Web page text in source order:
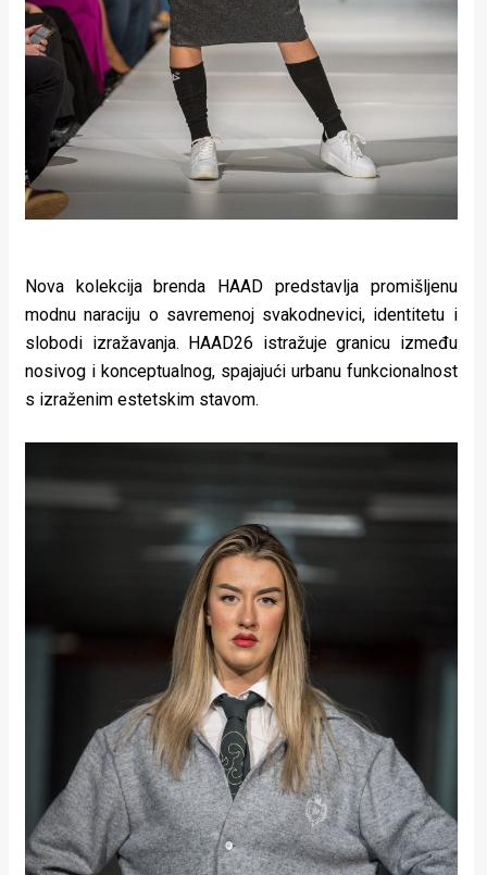
Nova kolekcija brenda HAAD predstavlja promišljenu
modnu naraciju o savremenoj svakodnevici, identitetu i
slobodi izražavanja. HAAD26 istražuje granicu između
nosivog i konceptualnog, spajajući urbanu funkcionalnost
s izraženim estetskim stavom.